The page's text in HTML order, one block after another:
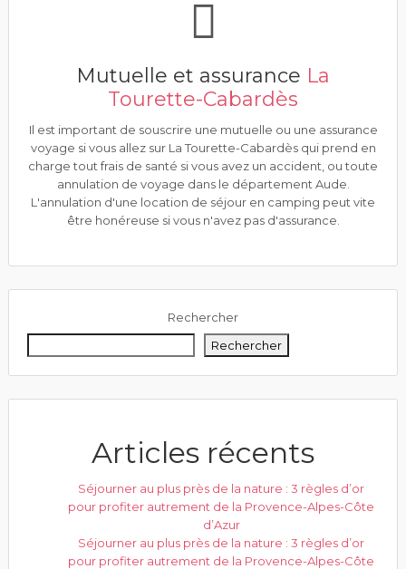
Mutuelle et assurance La
Tourette-Cabardès
Il est important de souscrire une mutuelle ou une assurance
voyage si vous allez sur La Tourette-Cabardès qui prend en
charge tout frais de santé si vous avez un accident, ou toute
annulation de voyage dans le département Aude.
L'annulation d'une location de séjour en camping peut vite
être honéreuse si vous n'avez pas d'assurance.
Rechercher
Rechercher
Articles récents
Séjourner au plus près de la nature : 3 règles d’or
pour profiter autrement de la Provence-Alpes-Côte
d’Azur
Séjourner au plus près de la nature : 3 règles d’or
pour profiter autrement de la Provence-Alpes-Côte